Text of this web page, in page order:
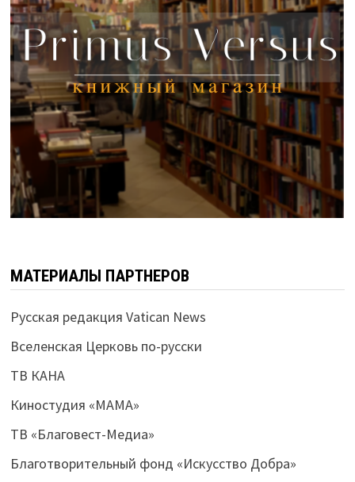
МАТЕРИАЛЫ ПАРТНЕРОВ
Русская редакция Vatican News
Вселенская Церковь по-русски
ТВ КАНА
Киностудия «МАМА»
ТВ «Благовест-Медиа»
Благотворительный фонд «Искусство Добра»